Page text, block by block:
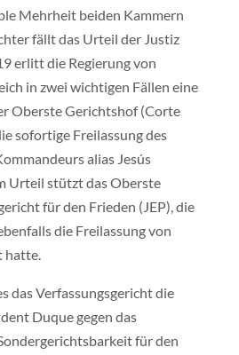
Mehrheit beiden Kammern
fällt das Urteil der Justiz
erlitt die Regierung von
in zwei wichtigen Fällen eine
Oberste Gerichtshof (Corte
sofortige Freilassung des
alias Jesús
Urteil stützt das Oberste
für den Frieden (JEP), die
die Freilassung von
hatte.
das Verfassungsgericht die
Duque gegen das
für den